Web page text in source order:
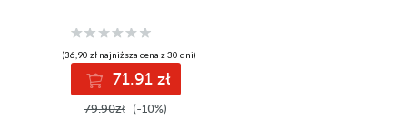
(36,90 zł najniższa cena z 30 dni)
71.91 zł
79.90zł (-10%)